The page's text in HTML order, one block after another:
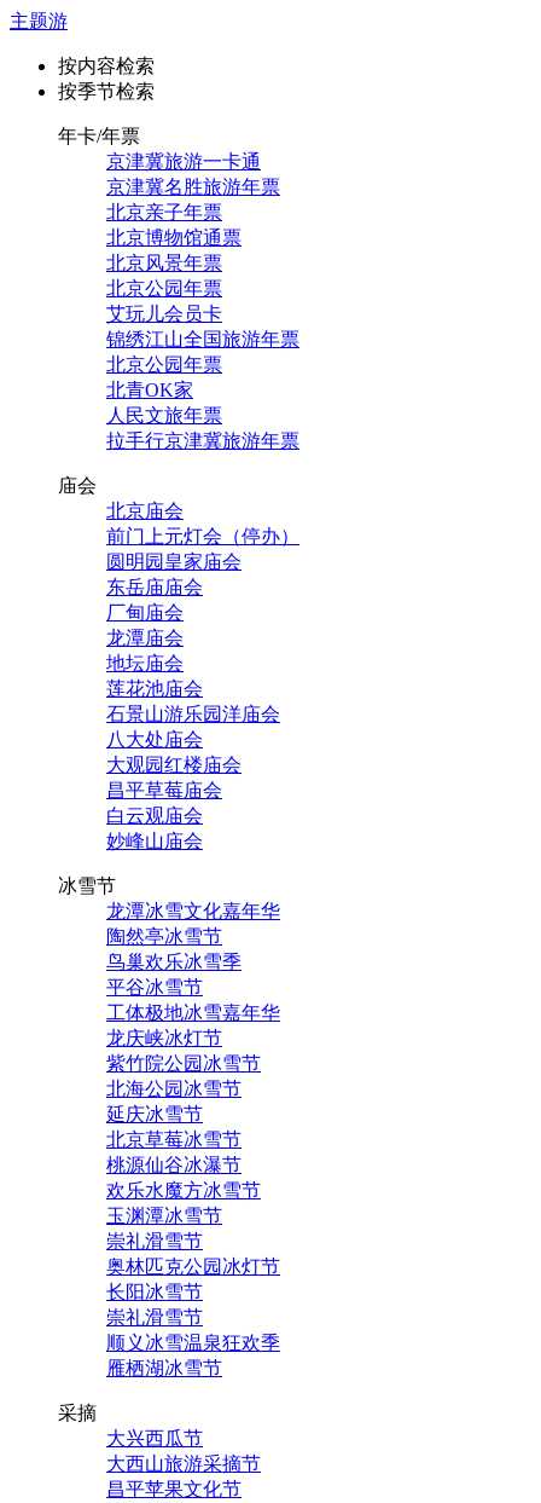
主题游
按内容检索
按季节检索
年卡/年票
京津冀旅游一卡通
京津冀名胜旅游年票
北京亲子年票
北京博物馆通票
北京风景年票
北京公园年票
艾玩儿会员卡
锦绣江山全国旅游年票
北京公园年票
北青OK家
人民文旅年票
拉手行京津冀旅游年票
庙会
北京庙会
前门上元灯会（停办）
圆明园皇家庙会
东岳庙庙会
厂甸庙会
龙潭庙会
地坛庙会
莲花池庙会
石景山游乐园洋庙会
八大处庙会
大观园红楼庙会
昌平草莓庙会
白云观庙会
妙峰山庙会
冰雪节
龙潭冰雪文化嘉年华
陶然亭冰雪节
鸟巢欢乐冰雪季
平谷冰雪节
工体极地冰雪嘉年华
龙庆峡冰灯节
紫竹院公园冰雪节
北海公园冰雪节
延庆冰雪节
北京草莓冰雪节
桃源仙谷冰瀑节
欢乐水魔方冰雪节
玉渊潭冰雪节
崇礼滑雪节
奥林匹克公园冰灯节
长阳冰雪节
崇礼滑雪节
顺义冰雪温泉狂欢季
雁栖湖冰雪节
采摘
大兴西瓜节
大西山旅游采摘节
昌平苹果文化节